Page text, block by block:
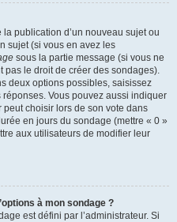
la publication d’un nouveau sujet ou
sujet (si vous en avez les
sous la partie message (si vous ne
pas le droit de créer des sondages).
deux options possibles, saisissez
Vous pouvez aussi indiquer
peut choisir lors de son vote dans
en jours du sondage (mettre « 0 »
aux utilisateurs de modifier leur
à mon sondage ?
est défini par l’administrateur. Si